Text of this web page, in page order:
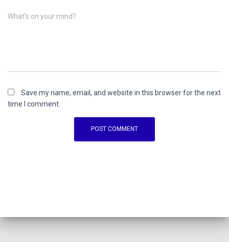
What's on your mind?
Save my name, email, and website in this browser for the next
time I comment.